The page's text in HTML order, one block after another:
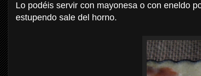
Lo podéis servir con mayonesa o con eneldo
estupendo sale del horno.